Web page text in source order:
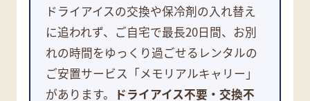
ドライアイスの交換や保冷剤の入れ替え
に追われず、ご自宅で最長20日間、お別
れの時間をゆっくり過ごせるレンタルの
ご安置サービス「メモリアルキャリー」
があります。
ドライアイス不要・交換不